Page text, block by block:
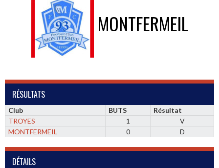
MONTFERMEIL
RÉSULTATS
Club BUTS
Résultat
TROYES
1
V
MONTFERMEIL
0 D
DÉTAILS